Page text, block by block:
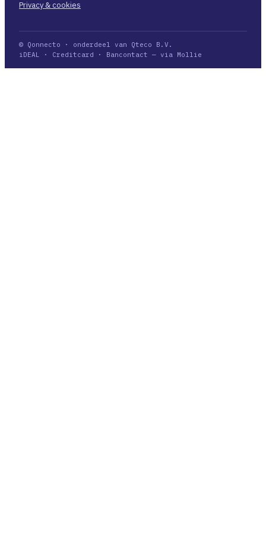
Privacy & cookies
© Qonnecto · onderdeel van Qteco B.V.
iDEAL · Creditcard · Bancontact — via Mollie